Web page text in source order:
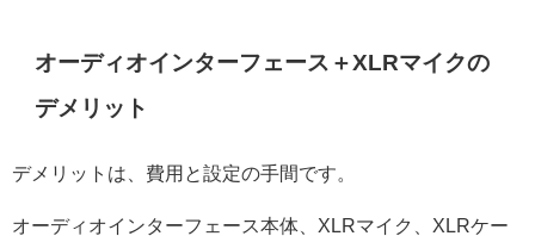
オーディオインターフェース＋XLRマイクの
デメリット
デメリットは、費用と設定の手間です。
オーディオインターフェース本体、XLRマイク、XLRケー